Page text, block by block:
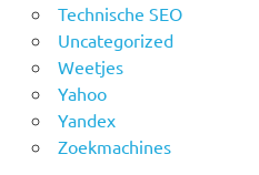
Technische SEO
Uncategorized
Weetjes
Yahoo
Yandex
Zoekmachines